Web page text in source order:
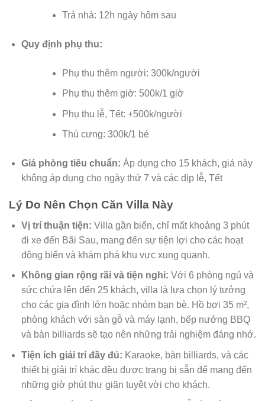
Trả nhà: 12h ngày hôm sau
Quy định phụ thu:
Phụ thu thêm người: 300k/người
Phụ thu thêm giờ: 500k/1 giờ
Phụ thu lễ, Tết: +500k/người
Thú cưng: 300k/1 bé
Giá phòng tiêu chuẩn: Áp dụng cho 15 khách, giá này
không áp dụng cho ngày thứ 7 và các dịp lễ, Tết
Lý Do Nên Chọn Căn Villa Này
Vị trí thuận tiện: Villa gần biển, chỉ mất khoảng 3 phút
đi xe đến Bãi Sau, mang đến sự tiện lợi cho các hoạt
động biển và khám phá khu vực xung quanh.
Không gian rộng rãi và tiện nghi: Với 6 phòng ngủ và
sức chứa lên đến 25 khách, villa là lựa chọn lý tưởng
cho các gia đình lớn hoặc nhóm bạn bè. Hồ bơi 35 m²,
phòng khách với sàn gỗ và máy lạnh, bếp nướng BBQ
và bàn billiards sẽ tạo nên những trải nghiệm đáng nhớ.
Tiện ích giải trí đầy đủ: Karaoke, bàn billiards, và các
thiết bị giải trí khác đều được trang bị sẵn để mang đến
những giờ phút thư giãn tuyệt vời cho khách.